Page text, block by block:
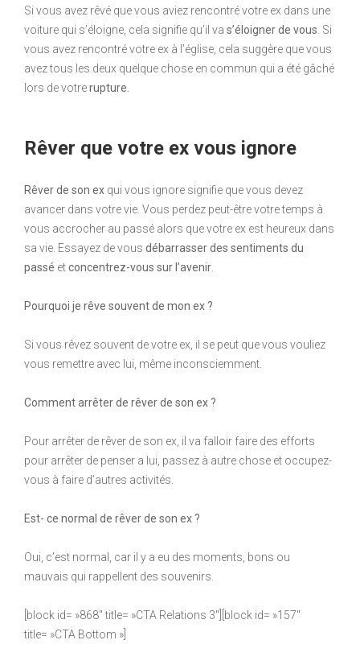
Si vous avez rêvé que vous aviez rencontré votre ex dans une
voiture qui s’éloigne, cela signifie qu’il va s’éloigner de vous. Si
vous avez rencontré votre ex à l’église, cela suggère que vous
avez tous les deux quelque chose en commun qui a été gâché
lors de votrerupture.
Rêver que votre ex vous ignore
Rêver de son ex qui vous ignore signifie que vous devez
avancer dans votre vie. Vous perdez peut-être votre temps à
vous accrocher au passé alors que votre ex est heureux dans
sa vie. Essayez de vous débarrasser des sentiments du
passé etconcentrez-vous sur l’avenir.
Pourquoi je rêve souvent de mon ex ?
Si vous rêvez souvent de votre ex, il se peut que vous vouliez
vous remettre avec lui, même inconsciemment.
Comment arrêter de rêver de son ex ?
Pour arrêter de rêver de son ex, il va falloir faire des efforts
pour arrêter de penser a lui, passez à autre chose et occupez-
vous à faire d’autres activités.
Est- ce normal de rêver de son ex ?
Oui, c’est normal, car il y a eu des moments, bons ou
mauvais qui rappellent des souvenirs.
[block id= »868″ title= »CTA Relations 3″][block id= »157″
title= »CTA Bottom »]